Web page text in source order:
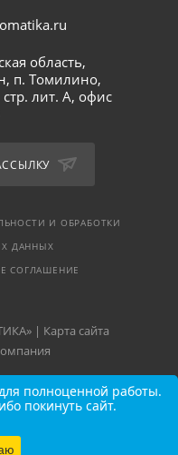
область,
п. Томилино,
лит. А, офис
И ОБРАБОТКИ
ДАННЫХ
СОГЛАШЕНИЕ
| Карта сайта
полноценной работы.
покинуть сайт.